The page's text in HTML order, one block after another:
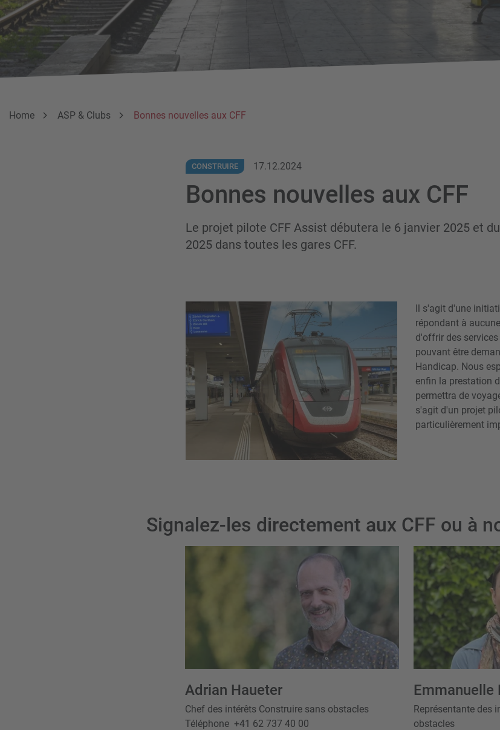
Breadcrumb
Vous êtes ici:
Home ASP & Clubs Bonnes nouvelles aux CFF
CONSTRUIRE 17.12.2024
Bonnes nouvelles aux CFF
Le projet pilote CFF Assist débutera le 6 janvier 2025 et
2025 dans toutes les gares CFF.
Il s'agit d'une
répondant à
d'offrir des
pouvant être
Handicap. Nous
enfin la prestation
permettra de
s'agit d'un projet
particulièrement
Signalez-les directement aux CFF ou à
Adrian Haueter
Chef des intérêts Construire sans obstacles
Téléphone +41 62 737 40 00
Emmanuelle
Représentante des
obstacles